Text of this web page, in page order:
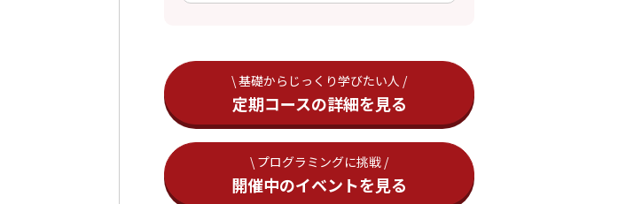
\ 基礎からじっくり学びたい人 /
定期コースの詳細を見る
\ プログラミングに挑戦 /
開催中のイベントを見る